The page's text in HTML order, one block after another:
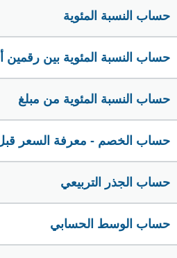
حساب النسبة المئوية
حساب النسبة المئوية بين رقمين
حساب النسبة المئوية من مبلغ
حساب الخصم - معرفة السعر
حساب الجذر التربيعي
حساب الوسط الحسابي